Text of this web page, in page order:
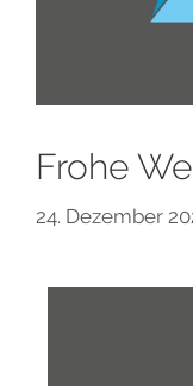
Frohe
24. Dezember